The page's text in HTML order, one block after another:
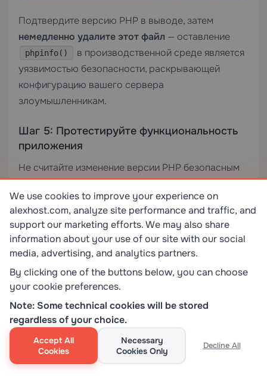
Подтвердите версию PHP в выводе, затем
немедленно удалите этот файл — оставление
phpinfo()
в производственной среде является
уязвимостью безопасности, раскрывающей
конфигурацию вашего сервера
злоумышленникам.
Шаг 5: Протестируйте функциональность
приложения
Не считайте изменение версии PHP безопасным
без тестирования. Проверьте журнал ошибок
вашего приложения (
/home/username/logs/
через инструментОшибкив cPanel) на наличие
уведомлений об устаревании, фатальных ошибок
или вызовов неопределённых функций,
Переопределение версии PHP для
отдельного каталога через
.htaccess
Для детального управления — например, запуска
устаревшего подкаталога на PHP 7.4, пока
основной сайт работает на PHP 8.1 — вы можете
We use cookies to improve your experience on
alexhost.com, analyze site performance and traffic, and
support our marketing efforts. We may also share
information about your use of our site with our social
media, advertising, and analytics partners.
By clicking one of the buttons below, you can choose
your cookie preferences.
Note: Some technical cookies will be stored
regardless of your choice.
Accept All
Cookies
Necessary
Cookies Only
Decline All